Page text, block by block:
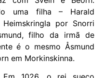
uma filha – Harald
por Snorri
filho da irmã de
é o mesmo Åsmund
em Morkinskinna.